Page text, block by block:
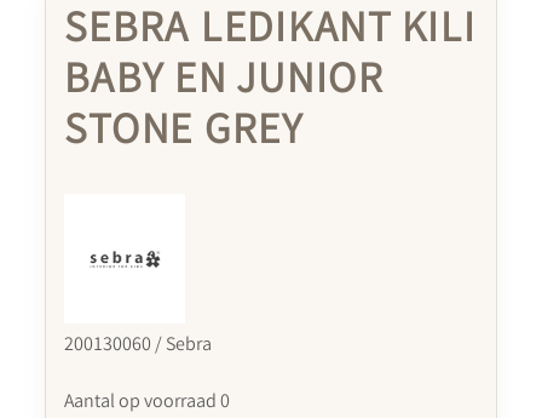
SEBRA LEDIKANT KILI
BABY EN JUNIOR
STONE GREY
200130060 / Sebra
Aantal op voorraad 0